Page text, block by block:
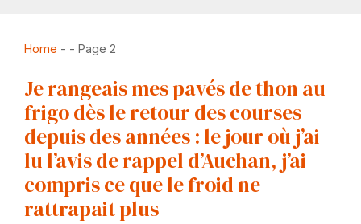
Home - - Page 2
Je rangeais mes pavés de thon au
frigo dès le retour des courses
depuis des années : le jour où j’ai
lu l’avis de rappel d’Auchan, j’ai
compris ce que le froid ne
rattrapait plus